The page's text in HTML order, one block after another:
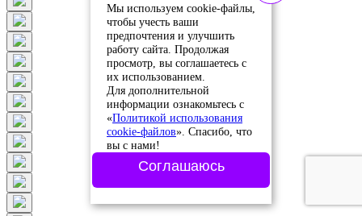
Мы используем cookie-файлы,
чтобы учесть ваши
предпочтения и улучшить
работу сайта. Продолжая
просмотр, вы соглашаетесь с
их использованием.
Для дополнительной
информации ознакомьтесь с
«Политикой использования
cookie-файлов». Спасибо, что
вы с нами!
Соглашаюсь